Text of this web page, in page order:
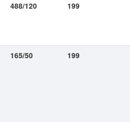
488/120 199
165/50 199